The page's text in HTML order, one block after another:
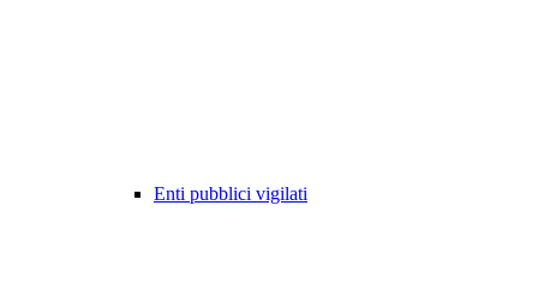
Enti pubblici vigilati